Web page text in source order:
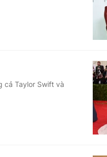
cả Taylor Swift và